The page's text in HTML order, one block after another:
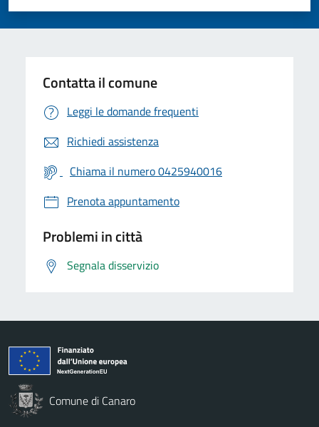
Valuta 5 stelle su 5
Valuta 4 stelle su 5
Valuta 3 stelle su 5
Valuta 2 stelle su 5
Valuta 1 stelle su 5
Contatta il comune
Leggi le domande frequenti
Richiedi assistenza
Chiama il numero 0425940016
Prenota appuntamento
Problemi in città
Segnala disservizio
Comune di Canaro